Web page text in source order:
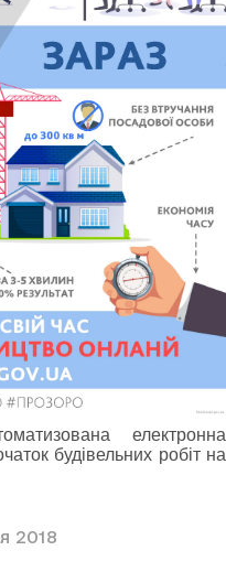
електронна
будівельних робіт на
2018